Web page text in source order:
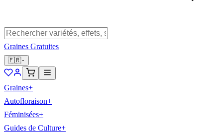
Graines Gratuites
🇫🇷
Graines+
Autofloraison+
Féminisées+
Guides de Culture+